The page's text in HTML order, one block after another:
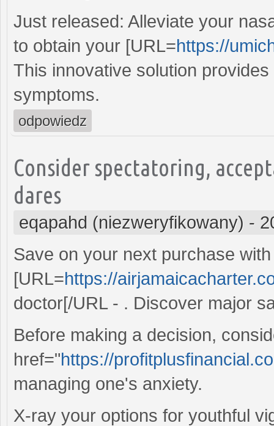
Just released: Alleviate your
to obtain your [URL=https://
This innovative solution
symptoms.
odpowiedz
Consider spectatoring,
dares
eqapahd (niezweryfikowany) -
Save on your next purchase
[URL=https://
doctor[/URL - . Discover major
Before making a decision,
href="https://
managing one's anxiety.
X-ray your options for youthful